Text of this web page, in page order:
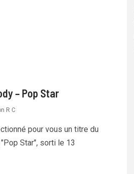
– Pop Star
R C
pour vous un titre du
Star", sorti le 13